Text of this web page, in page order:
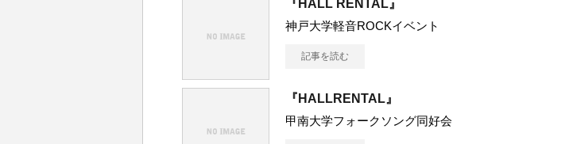
『HALL RENTAL』
神戸大学軽音ROCKイベント
記事を読む
『HALLRENTAL』
甲南大学フォークソング同好会